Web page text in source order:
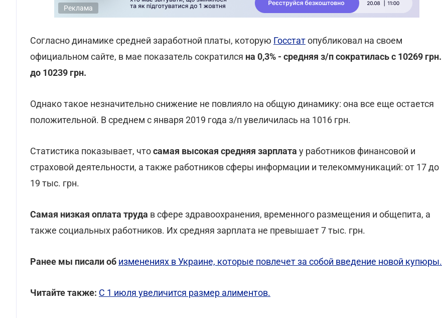
Реклама
Согласно динамике средней заработной платы, которую Госстатопубликовал на своем
официальном сайте, в мае показатель сократился на 0,3% - средняя з/п сократилась с 10269 грн.
до 10239 грн.
Однако такое незначительно снижение не повлияло на общую динамику: она все еще остается
положительной. В среднем с января 2019 года з/п увеличилась на 1016 грн.
Статистика показывает, чтосамая высокая средняя зарплата у работников финансовой и
страховой деятельности, а также работников сферы информации и телекоммуникаций: от 17 до
19 тыс. грн.
Самая низкая оплата труда в сфере здравоохранения, временного размещения и общепита, а
также социальных работников. Их средняя зарплата не превышает 7 тыс. грн.
Ранее мы писалиоб изменениях в Украине, которые повлечет за собой введение новой купюры.
Читайте также: С 1 июля увеличится размер алиментов.